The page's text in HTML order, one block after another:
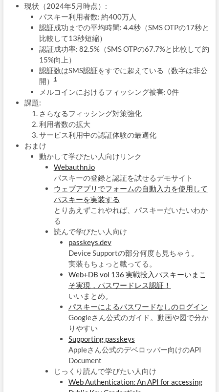
現状（2024年5月時点）:
パスキー利用者数: 約400万人
認証成功までの平均時間: 4.4秒（SMS OTPの17秒と
比較して13秒短縮）
認証成功率: 82.5%（SMS OTPの67.7%と比較して約
15%向上）
認証数はSMS認証をすでに超えている（数字は非公
開）1
メルコインにおけるフィッシング被害: 0件
課題:
さらなるフィッシング対策強化
利用者数の拡大
サービス利用中の認証体験の最適化
おまけ
動かして学びたい人向けリンク
Webauthn.io
パスキーの登録と認証を試せるデモサイト
ウェブアプリでフォームの自動入力を使用して
パスキーを実装する
とりあえずこれやれば、パスキーだいたいわか
る
読んで学びたい人向け
passkeys.dev
Device Supportの部分何度も見ちゃう。
実装もちょっと載ってる。
Web+DB vol 136 実戦投入パスキーいまこ
そ実現，パスワードレス認証！
いいまとめ。
パスキーによるパスワードなしのログイン
Googleさん公式のガイド。動画や図で分か
りやすい
Supporting passkeys
Appleさん公式のデベロッパー向けのAPI
Document
じっくり読んで学びたい人向け
Web Authentication: An API for accessing